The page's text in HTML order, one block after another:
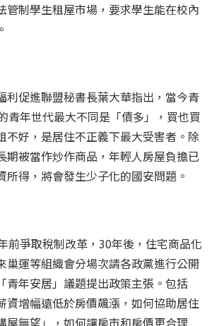
管制學生租屋市場，要求學生能在校內
利促進聯盟秘書長葉大華指出，當今青
青年世代最大不同是「債多」，買也買
不好，是居住不正義下最大受害者。除
期被當作炒作商品，年輕人房屋負擔已
所得，將會發生少子化的國安問題。
前爭取稅制改革，30年後，住宅商品化
巢運等組織會分場次請各政黨進行公開
青年安居」議題提出政策主張。包括
資增幅遠低於房價飆漲，如何協助居住